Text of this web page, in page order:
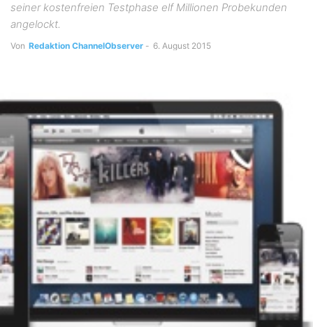
seiner kostenfreien Testphase elf Millionen Probekunden
angelockt.
Von Redaktion ChannelObserver - 6. August 2015